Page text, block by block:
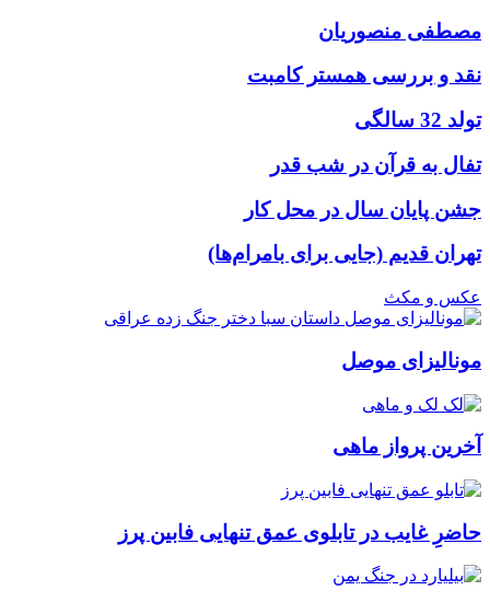
مصطفی منصوریان
نقد و بررسی همستر کامبت
تولد 32 سالگی
تفال به قرآن در شب قدر
جشن پایان سال در محل کار
تهران قدیم (جایی برای بامرام‌ها)
عکس و مکث
مونالیزای موصل
آخرین پرواز ماهی
حاضرِ غایب در تابلوی عمق تنهایی فابین پرز